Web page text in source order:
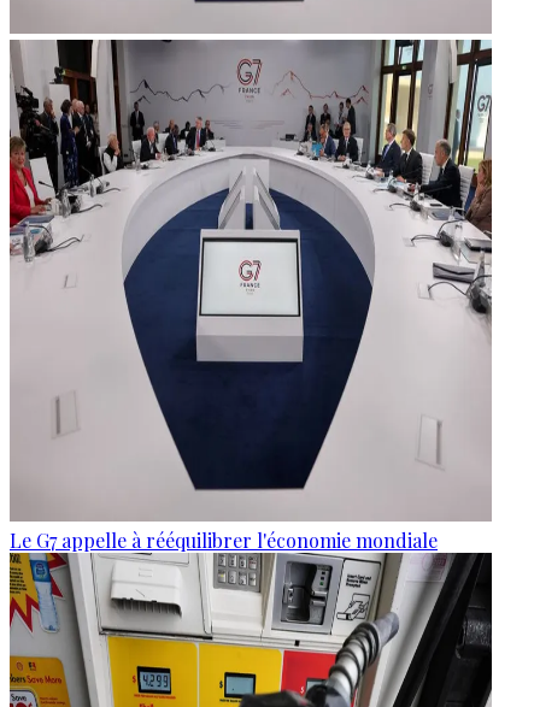
Le G7 appelle à rééquilibrer l'économie mondiale